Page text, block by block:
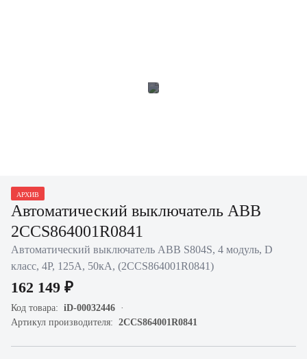
АРХИВ
Автоматический выключатель ABB
2CCS864001R0841
Автоматический выключатель ABB S804S, 4 модуль, D
класс, 4P, 125А, 50кА, (2CCS864001R0841)
162 149 ₽
Код товара: iD-00032446
Артикул производителя: 2CCS864001R0841